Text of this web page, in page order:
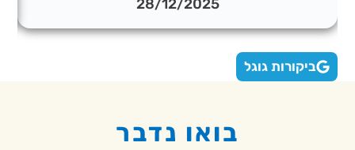
28/12/2025
ביקורות גוגל
בואו נדבר